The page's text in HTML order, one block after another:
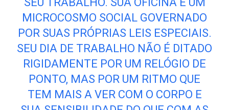
MICROCOSMO SOCIAL GOVERNADO
POR SUAS PRÓPRIAS LEIS ESPECIAIS.
SEU DIA DE TRABALHO NÃO É DITADO
RIGIDAMENTE POR UM RELÓGIO DE
PONTO, MAS POR UM RITMO QUE
TEM MAIS A VER COM O CORPO E